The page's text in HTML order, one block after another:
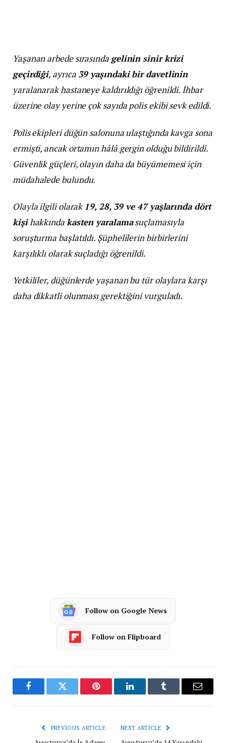
Yaşanan arbede sırasında gelinin sinir krizi
geçirdiği, ayrıca 39 yaşındaki bir davetlinin
yaralanarak hastaneye kaldırıldığı öğrenildi. İhbar
üzerine olay yerine çok sayıda polis ekibi sevk edildi.
Polis ekipleri düğün salonuna ulaştığında kavga sona
ermişti, ancak ortamın hâlâ gergin olduğu bildirildi.
Güvenlik güçleri, olayın daha da büyümemesi için
müdahalede bulundu.
Olayla ilgili olarak19, 28, 39 ve 47 yaşlarında dört
kişihakkındakasten yaralamasuçlamasıyla
soruşturma başlatıldı. Şüphelilerin birbirlerini
karşılıklı olarak suçladığı öğrenildi.
Yetkililer, düğünlerde yaşanan bu tür olaylara karşı
daha dikkatli olunması gerektiğini vurguladı.
Follow on Google News
Follow on Flipboard
FacebookTwitter Pinterest LinkedInTumblr Email
PREVIOUS ARTICLE NEXT ARTICLE